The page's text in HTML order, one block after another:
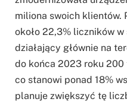
miliona swoich klientów.
około 22,3% liczników
działający głównie na
do końca 2023 roku 200
co stanowi ponad 18%
planuje zwiększyć tę